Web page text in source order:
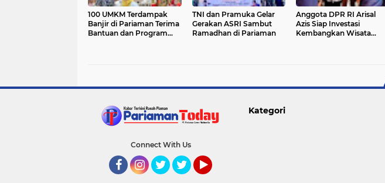
100 UMKM Terdampak
Banjir di Pariaman Terima
Bantuan dan Program
TNI dan Pramuka Gelar
Gerakan ASRI Sambut
Ramadhan di Pariaman
Anggota DPR RI Arisal
Azis Siap Investasi
Kembangkan Wisata
Connect With Us
Kategori